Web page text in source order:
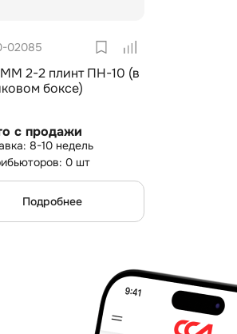
02085
2-2 плинт ПН-10 (в
боксе)
с продажи
8-10 недель
0 шт
Подробнее